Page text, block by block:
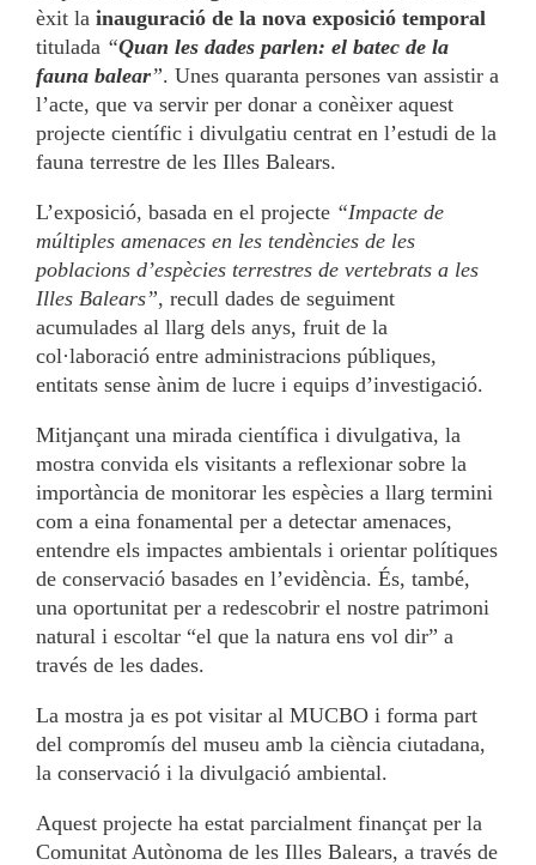
èxit la inauguració de la nova exposició temporal
titulada “Quan les dades parlen: el batec de la
fauna balear”. Unes quaranta persones van assistir a
l’acte, que va servir per donar a conèixer aquest
projecte científic i divulgatiu centrat en l’estudi de la
fauna terrestre de les Illes Balears.
L’exposició, basada en el projecte “Impacte de
múltiples amenaces en les tendències de les
poblacions d’espècies terrestres de vertebrats a les
Illes Balears”, recull dades de seguiment
acumulades al llarg dels anys, fruit de la
col·laboració entre administracions públiques,
entitats sense ànim de lucre i equips d’investigació.
Mitjançant una mirada científica i divulgativa, la
mostra convida els visitants a reflexionar sobre la
importància de monitorar les espècies a llarg termini
com a eina fonamental per a detectar amenaces,
entendre els impactes ambientals i orientar polítiques
de conservació basades en l’evidència. És, també,
una oportunitat per a redescobrir el nostre patrimoni
natural i escoltar “el que la natura ens vol dir” a
través de les dades.
La mostra ja es pot visitar al MUCBO i forma part
del compromís del museu amb la ciència ciutadana,
la conservació i la divulgació ambiental.
Aquest projecte ha estat parcialment finançat per la
Comunitat Autònoma de les Illes Balears, a través de